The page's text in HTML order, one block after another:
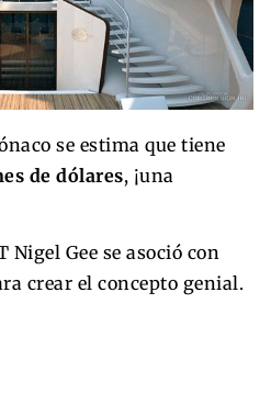
se estima que tiene
de dólares, ¡una
Gee se asoció con
crear el concepto genial.